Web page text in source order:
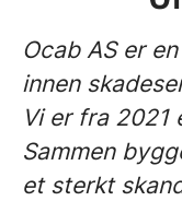
Ocab AS er
innen
Vi er fra 2021
Sammen
et sterkt